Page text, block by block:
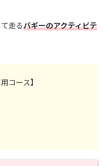
走るバギーのアクティビテ
コース】